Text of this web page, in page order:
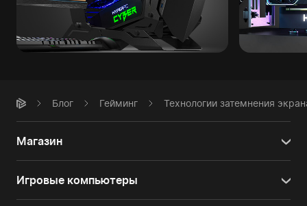
Блог Гейминг Технологии затемнения
Магазин
Игровые компьютеры